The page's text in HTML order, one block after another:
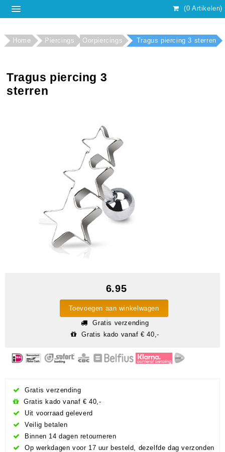
(0 Artikelen)
Home Piercings Oorpiercings Tragus piercing 3 sterren
Tragus piercing 3
sterren
6.95
Toevoegen aan winkelwagen
Gratis verzending
Gratis kado vanaf € 40,-
Gratis verzending
Gratis kado vanaf € 40,-
Uit voorraad geleverd
Veilig betalen
Binnen 14 dagen retourneren
Op werkdagen voor 17 uur besteld, dezelfde dag verzonden